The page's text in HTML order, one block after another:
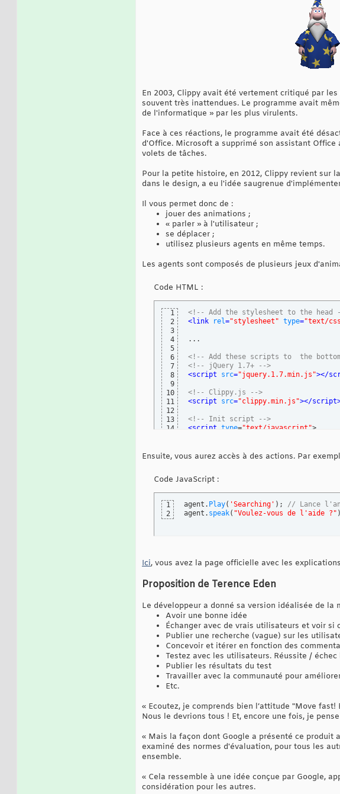
En 2003, Clippy avait été vertement critiqué par
souvent très inattendues. Le programme avait
de l'informatique » par les plus virulents.
Face à ces réactions, le programme avait été
d'Office. Microsoft a supprimé son assistant
volets de tâches.
Pour la petite histoire, en 2012, Clippy revient sur
dans le design, a eu l'idée saugrenue
Il vous permet donc de :
jouer des animations ;
« parler » à l'utilisateur ;
se déplacer ;
utilisez plusieurs agents en même temps.
Les agents sont composés de plusieurs jeux
Code HTML :
1
2
3
4
5
6
7
8
9
10
11
12
13
14
17
<!-- Add the stylesheet to the head
<link rel="stylesheet" type="text/
...
<!-- Add these scripts to  the
<!-- jQuery 1.7+ -->
<script src="jquery.1.7.min.js"></
<!-- Clippy.js -->
<script src="clippy.min.js"></script
<!-- Init script -->
<script type="text/javascript">
agent.show ();
Ensuite, vous aurez accès à des actions. Par
Code JavaScript :
1
2
agent. Play( 'Searching' ) ; // Lance
agent. speak( "Voulez-vous de l'aide ?" )
Ici, vous avez la page officielle avec les
Proposition de Terence Eden
Le développeur a donné sa version idéalisée de
Avoir une bonne idée
Échanger avec de vrais utilisateurs et voir si
Publier une recherche (vague) sur les
Concevoir et itérer en fonction des
Testez avec les utilisateurs. Réussite /
Publier les résultats du test
Travailler avec la communauté pour
Etc.
« Ecoutez, je comprends bien l’attitude "Move
Nous le devrions tous ! Et, encore une fois, je
« Mais la façon dont Google a présenté ce produit
examiné des normes d'évaluation, pour tous les
ensemble.
« Cela ressemble à une idée conçue par Google,
considération pour les autres.